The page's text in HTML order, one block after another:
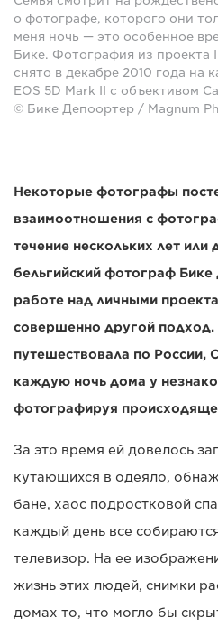
о фотографе, которого они
меня ночь — это особенное
Бике. Фотография из проекта
снято в декабре 2010 года на
EOS 5D Mark II с объективом
© Бике Депоортер / Magnum
Некоторые фотографы
взаимоотношения с
течение нескольких лет или
бельгийский фотограф
работе над личными
совершенно другой
путешествовала по России,
каждую ночь дома у
фотографируя
За это время ей довелось
кутающихся в одеяло,
бане, хаос подростковой
каждый день все
телевизор. На ее
жизнь этих людей, снимки
домах то, что могло бы